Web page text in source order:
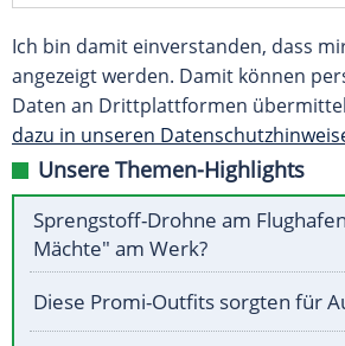
Ich bin damit einverstanden, dass
angezeigt werden. Damit können
Daten an Drittplattformen
dazu in unseren
Unsere Themen-Highlights
Sprengstoff-Drohne am
Mächte" am Werk?
Diese Promi-Outfits sorgten für